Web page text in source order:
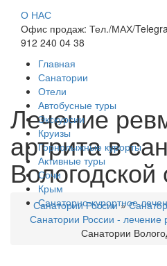
О НАС
Офис продаж: Тел./МАХ/
912 240 04 38
Главная
Санатории
Отели
Автобусные туры
Экскурсии
Круизы
Горнолыжные курорты
Активные туры
Сочи
Крым
Санаторно-курортное
Лечение
артрита в
Вологодской
Санатории России»
Санатории России - лечение
Санатории